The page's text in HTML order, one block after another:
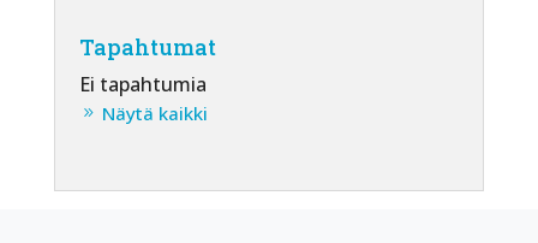
Tapahtumat
Ei tapahtumia
Näytä kaikki